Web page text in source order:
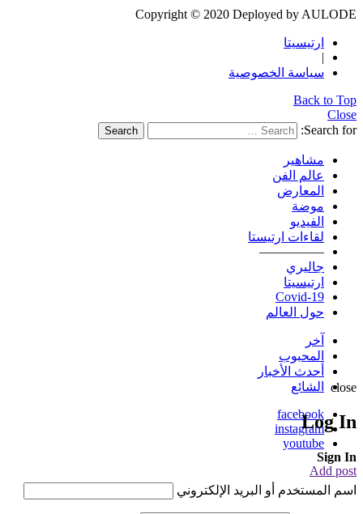
Copyright © 2020 Deployed by AULODE
ارتيسيتا
|
سياسة الخصوصية
Back to Top
Close
Search for:
Search
مشاهير
عالم الفن
المعارض
موضة
الفيديو
لقاءات ارتيستا
—————
جاليري
ارتيسيتا
Covid-19
حول العالم
آخر
المحبوب
أحدث الأخبار
الشائع
facebook
instagram
youtube
Add post
close
Log In
Sign In
اسم المستخدم أو البريد الإلكتروني